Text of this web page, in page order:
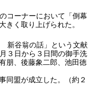
コーナーにおいて「倒幕
きく取り上げられた。
新谷翁の話」という文献
３日から３日間の御手洗
朋、後藤象二郎、池田徳
同盟が成立した。（約２